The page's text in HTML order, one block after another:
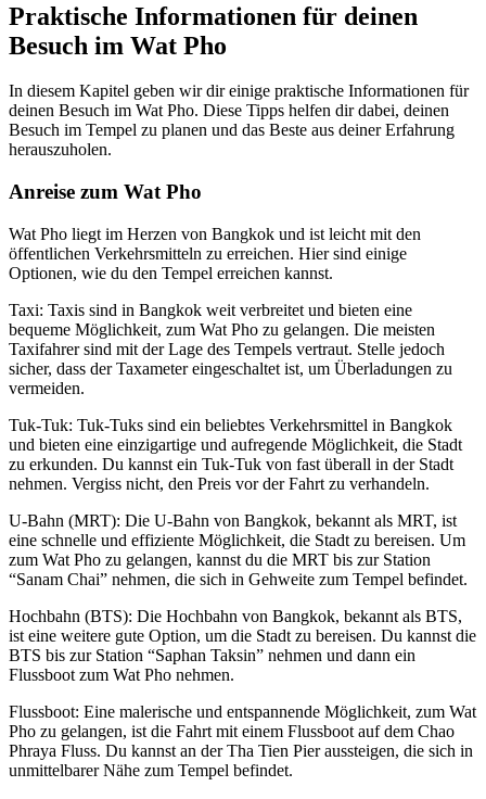
Praktische Informationen für deinen
Besuch im Wat Pho
In diesem Kapitel geben wir dir einige praktische Informationen für
deinen Besuch im Wat Pho. Diese Tipps helfen dir dabei, deinen
Besuch im Tempel zu planen und das Beste aus deiner Erfahrung
herauszuholen.
Anreise zum Wat Pho
Wat Pho liegt im Herzen von Bangkok und ist leicht mit den
öffentlichen Verkehrsmitteln zu erreichen. Hier sind einige
Optionen, wie du den Tempel erreichen kannst.
Taxi: Taxis sind in Bangkok weit verbreitet und bieten eine
bequeme Möglichkeit, zum Wat Pho zu gelangen. Die meisten
Taxifahrer sind mit der Lage des Tempels vertraut. Stelle jedoch
sicher, dass der Taxameter eingeschaltet ist, um Überladungen zu
vermeiden.
Tuk-Tuk: Tuk-Tuks sind ein beliebtes Verkehrsmittel in Bangkok
und bieten eine einzigartige und aufregende Möglichkeit, die Stadt
zu erkunden. Du kannst ein Tuk-Tuk von fast überall in der Stadt
nehmen. Vergiss nicht, den Preis vor der Fahrt zu verhandeln.
U-Bahn (MRT): Die U-Bahn von Bangkok, bekannt als MRT, ist
eine schnelle und effiziente Möglichkeit, die Stadt zu bereisen. Um
zum Wat Pho zu gelangen, kannst du die MRT bis zur Station
“Sanam Chai” nehmen, die sich in Gehweite zum Tempel befindet.
Hochbahn (BTS): Die Hochbahn von Bangkok, bekannt als BTS,
ist eine weitere gute Option, um die Stadt zu bereisen. Du kannst die
BTS bis zur Station “Saphan Taksin” nehmen und dann ein
Flussboot zum Wat Pho nehmen.
Flussboot: Eine malerische und entspannende Möglichkeit, zum Wat
Pho zu gelangen, ist die Fahrt mit einem Flussboot auf dem Chao
Phraya Fluss. Du kannst an der Tha Tien Pier aussteigen, die sich in
unmittelbarer Nähe zum Tempel befindet.